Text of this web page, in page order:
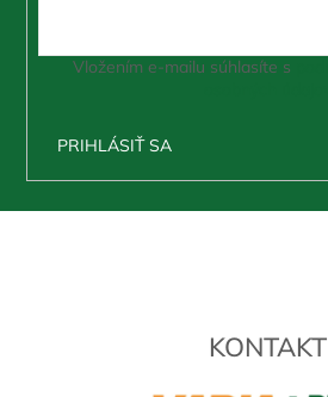
Vložením e-mailu súhlasíte s
PRIHLÁSIŤ SA
KONTAKT